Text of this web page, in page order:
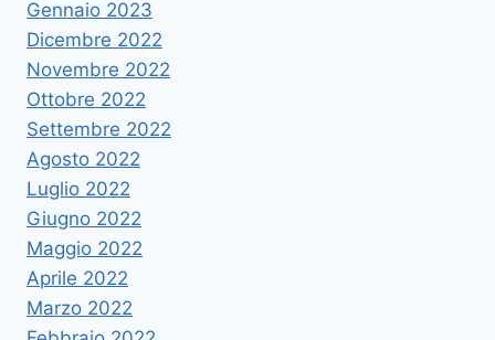
Gennaio 2023
Dicembre 2022
Novembre 2022
Ottobre 2022
Settembre 2022
Agosto 2022
Luglio 2022
Giugno 2022
Maggio 2022
Aprile 2022
Marzo 2022